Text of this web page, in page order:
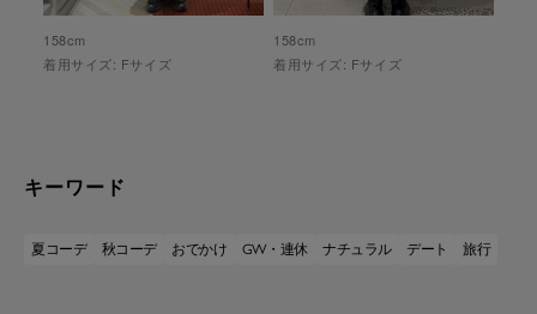
158cm
着用サイズ: Fサイズ
158cm
着用サイズ: Fサイズ
キーワード
夏コーデ 秋コーデ おでかけ GW・連休 ナチュラル デート 旅行